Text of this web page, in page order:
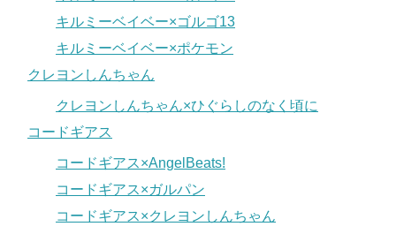
キルミーベイベー×ゴルゴ13
キルミーベイベー×ポケモン
クレヨンしんちゃん
クレヨンしんちゃん×ひぐらしのなく頃に
コードギアス
コードギアス×AngelBeats!
コードギアス×ガルパン
コードギアス×クレヨンしんちゃん